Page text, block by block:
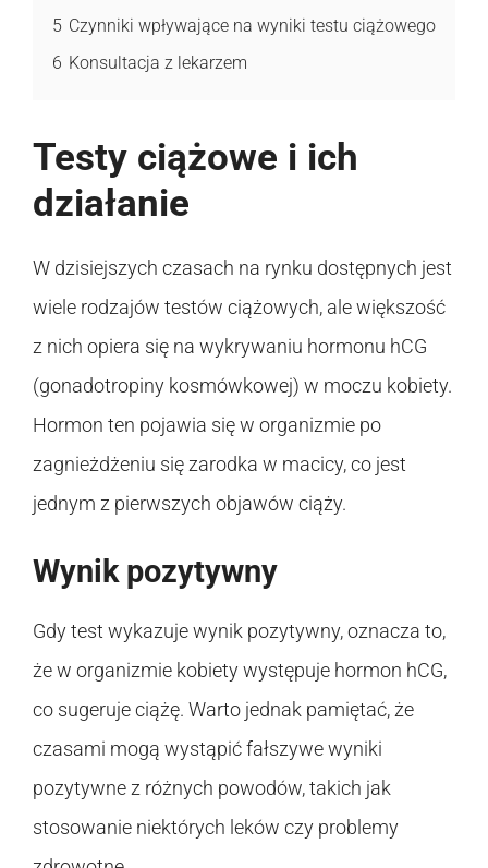
5 Czynniki wpływające na wyniki testu ciążowego
6 Konsultacja z lekarzem
Testy ciążowe i ich
działanie
W dzisiejszych czasach na rynku dostępnych jest
wiele rodzajów testów ciążowych, ale większość
z nich opiera się na wykrywaniu hormonu hCG
(gonadotropiny kosmówkowej) w moczu kobiety.
Hormon ten pojawia się w organizmie po
zagnieżdżeniu się zarodka w macicy, co jest
jednym z pierwszych objawów ciąży.
Wynik pozytywny
Gdy test wykazuje wynik pozytywny, oznacza to,
że w organizmie kobiety występuje hormon hCG,
co sugeruje ciążę. Warto jednak pamiętać, że
czasami mogą wystąpić fałszywe wyniki
pozytywne z różnych powodów, takich jak
stosowanie niektórych leków czy problemy